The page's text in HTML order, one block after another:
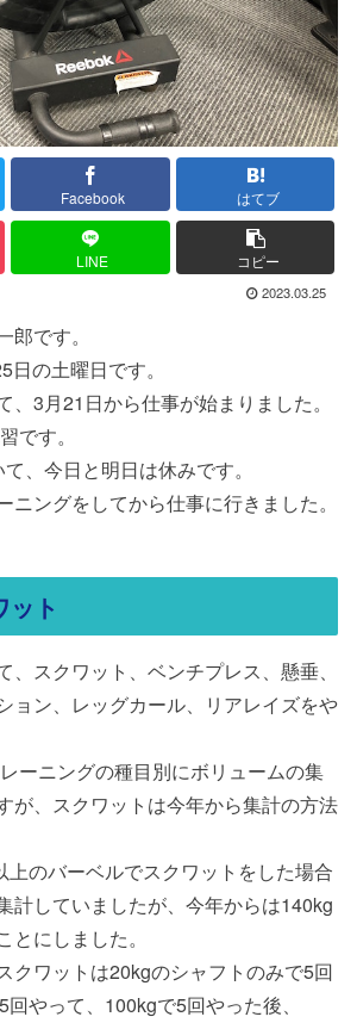
Facebook はてブ
LINE コピー
2023.03.25
です。
の土曜日です。
、3月21日から仕事が始まりました。
です。
、今日と明日は休みです。
ニングをしてから仕事に行きました。
ット
、スクワット、ベンチプレス、懸垂、
ョン、レッグカール、リアレイズをや
ーニングの種目別にボリュームの集
が、スクワットは今年から集計の方法
上のバーベルでスクワットをした場合
計していましたが、今年からは140kg
にしました。
クワットは20kgのシャフトのみで5回
やって、100kgで5回やった後、